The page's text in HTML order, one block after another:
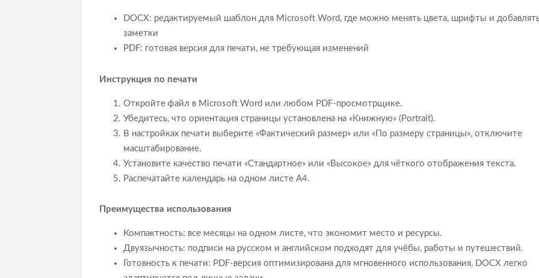
DOCX: редактируемый шаблон для Microsoft Word, где можно менять цвета, шрифты и
заметки
PDF: готовая версия для печати, не требующая изменений
Инструкция по печати
Откройте файл в Microsoft Word или любом PDF-просмотрщике.
Убедитесь, что ориентация страницы установлена на «Книжную» (Portrait).
В настройках печати выберите «Фактический размер» или «По размеру страницы», отключите
масштабирование.
Установите качество печати «Стандартное» или «Высокое» для чёткого отображения текста.
Распечатайте календарь на одном листе A4.
Преимущества использования
Компактность: все месяцы на одном листе, что экономит место и ресурсы.
Двуязычность: подписи на русском и английском подходят для учёбы, работы и путешествий.
Готовность к печати: PDF-версия оптимизирована для мгновенного использования, DOCX легко